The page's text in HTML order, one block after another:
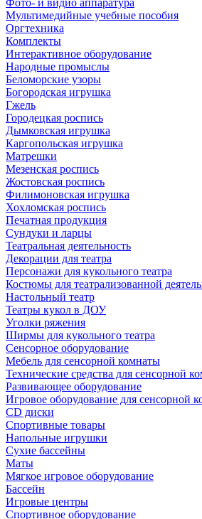
Фото- и видио аппаратура
Мультимедийные учебные пособия
Оргтехника
Комплекты
Интерактивное оборудование
Народные промыслы
Беломорские узоры
Богородская игрушка
Гжель
Городецкая роспись
Дымковская игрушка
Каргопольская игрушка
Матрешки
Мезенская роспись
Жостовская роспись
Филимоновская игрушка
Хохломская роспись
Печатная продукция
Сундуки и ларцы
Театральная деятельность
Декорации для театра
Персонажи для кукольного театра
Костюмы для театрализованной
Настольный театр
Театры кукол в ДОУ
Уголки ряжения
Ширмы для кукольного театра
Сенсорное оборудование
Мебель для сенсорной комнаты
Технические средства для сенсорной
Развивающее оборудование
Игровое оборудование для сенсорной
CD диски
Спортивные товары
Напольные игрушки
Сухие бассейны
Маты
Мягкое игровое оборудование
Бассейн
Игровые центры
Спортивное оборудование